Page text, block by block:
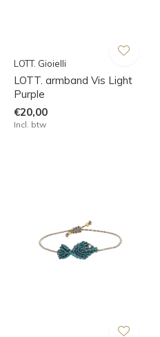
LOTT. Gioielli
LOTT. armband Vis Light
Purple
€20,00
Incl. btw